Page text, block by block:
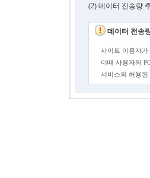
(2) 데이터 전송량
데이터 전송
사이트 이용자
이때 사용자의
서비스의 허용